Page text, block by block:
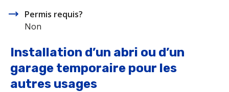
Permis requis?
Non
Installation d’un abri ou d’un
garage temporaire pour les
autres usages